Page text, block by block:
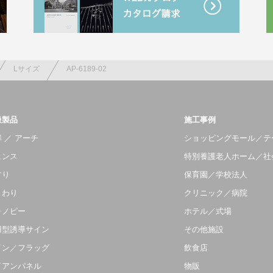
Lサイズ AP-6189-02
製品
／ アーチ
ス
り
ノピー
型誘導サイン
ン／フラッグ
アンパネル
施工事例
ショッピングモール／
特別養護老人ホーム／
保育園／学校法人
クリニック／病院
ホテル／式場
その他施設
飲食店
物販